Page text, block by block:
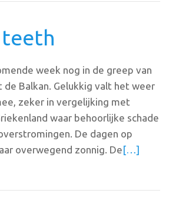
week nog in de greep van
de Balkan. Gelukkig valt het weer
zeker in vergelijking met
waar behoorlijke schade
De dagen op
overwegend zonnig. De[…]